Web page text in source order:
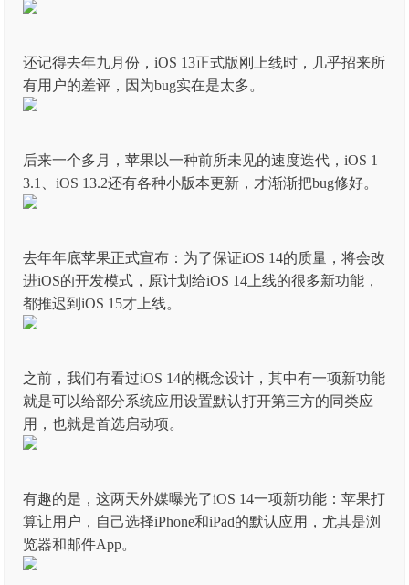
还记得去年九月份，iOS 13正式版刚上线时，几乎招来所
有用户的差评，因为bug实在是太多。
后来一个多月，苹果以一种前所未见的速度迭代，iOS 1
3.1、iOS 13.2还有各种小版本更新，才渐渐把bug修好。
去年年底苹果正式宣布：为了保证iOS 14的质量，将会改
进iOS的开发模式，原计划给iOS 14上线的很多新功能，
都推迟到iOS 15才上线。
之前，我们有看过iOS 14的概念设计，其中有一项新功能
就是可以给部分系统应用设置默认打开第三方的同类应
用，也就是首选启动项。
有趣的是，这两天外媒曝光了iOS 14一项新功能：苹果打
算让用户，自己选择iPhone和iPad的默认应用，尤其是浏
览器和邮件App。